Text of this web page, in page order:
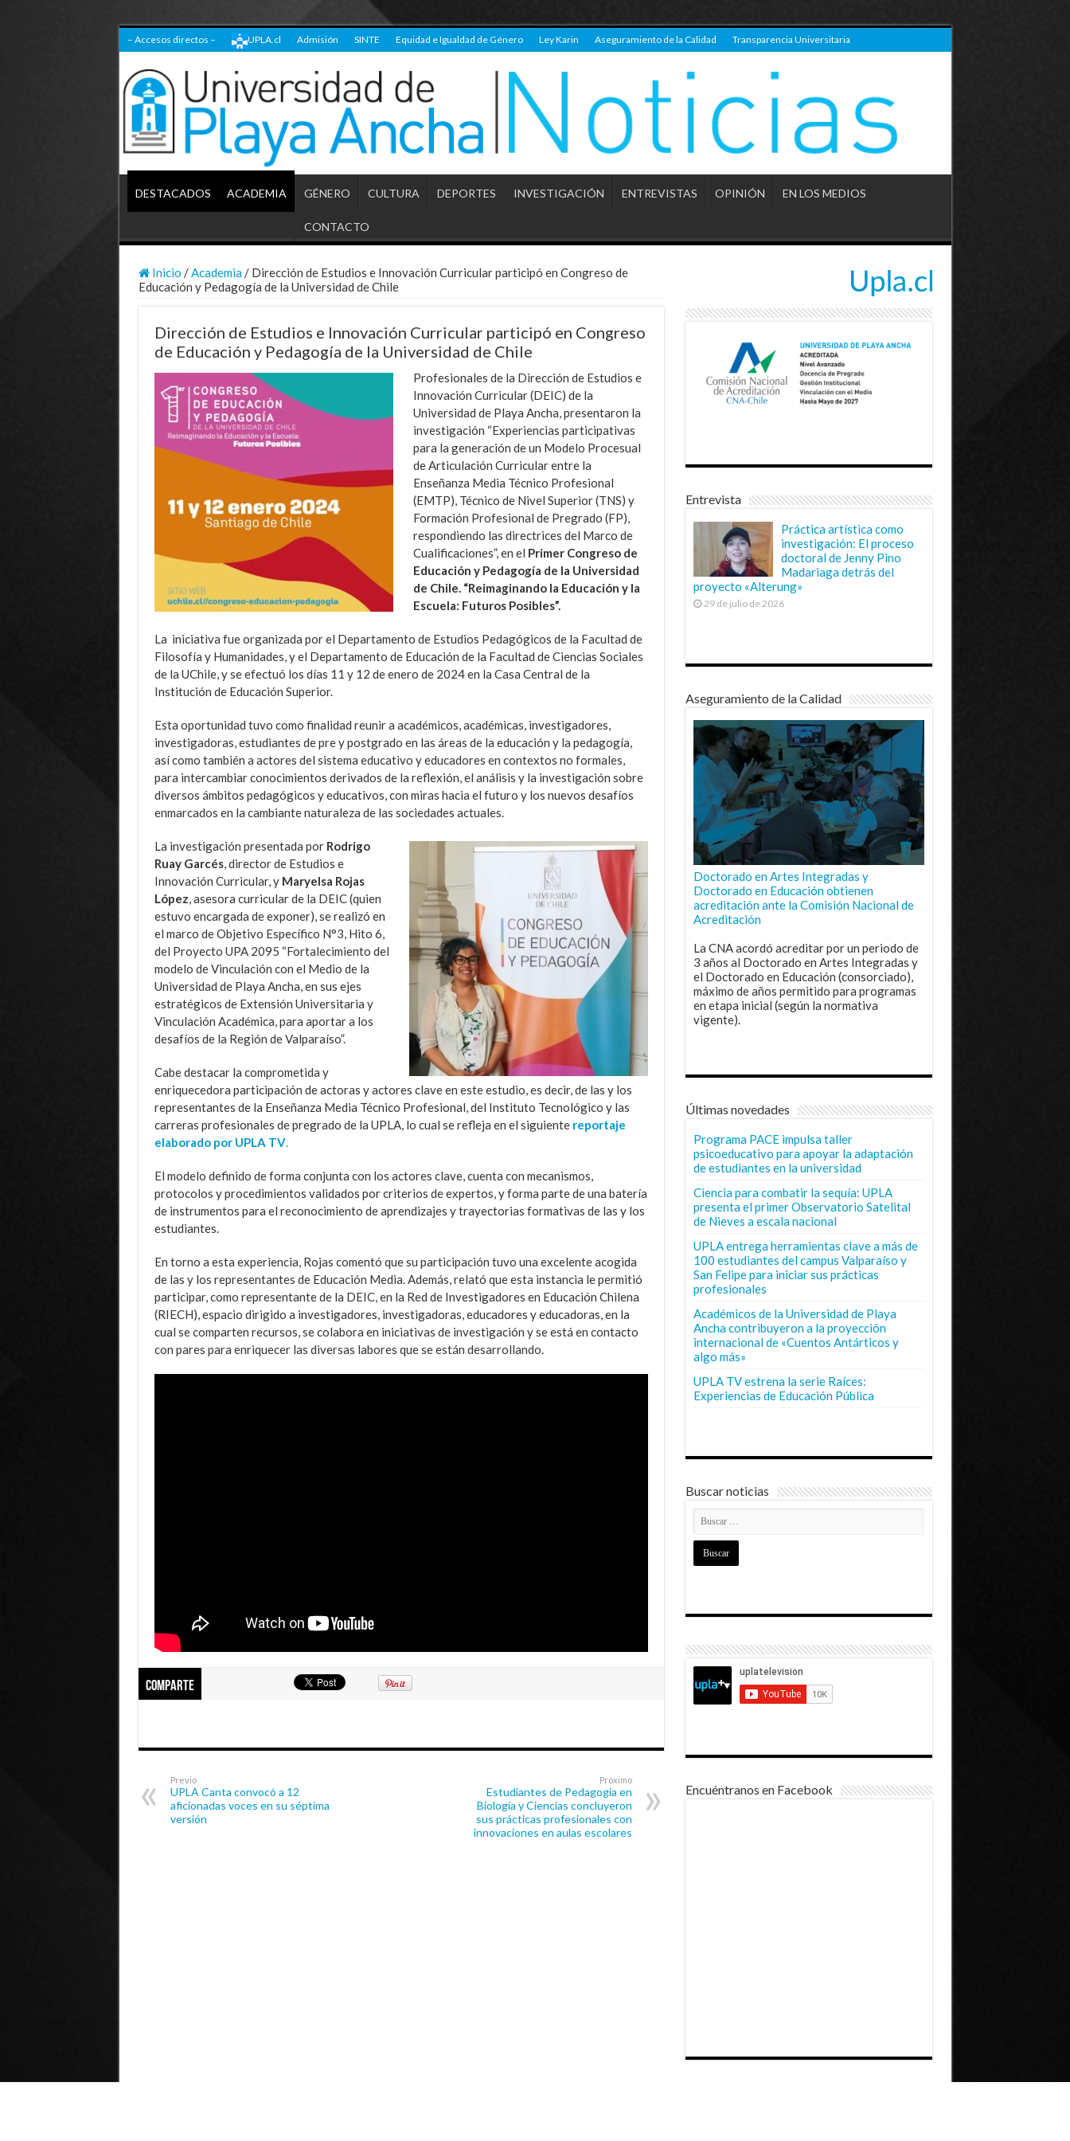
– Accesos directos – UPLA.cl Admisión SINTE Equidad e Igualdad de Género Ley Karin Aseguramiento de la Calidad Transparencia Universitaria
DESTACADOS ACADEMIA GÉNERO CULTURA DEPORTES INVESTIGACIÓN ENTREVISTAS OPINIÓN EN LOS MEDIOS
CONTACTO
Inicio / Academia / Dirección de Estudios e Innovación Curricular participó en Congreso de
Educación y Pedagogía de la Universidad de Chile
Dirección de Estudios e Innovación Curricular participó en Congreso
de Educación y Pedagogía de la Universidad de Chile
Profesionales de la Dirección de Estudios e
Innovación Curricular (DEIC) de la
Universidad de Playa Ancha, presentaron la
investigación “Experiencias participativas
para la generación de un Modelo Procesual
de Articulación Curricular entre la
Enseñanza Media Técnico Profesional
(EMTP), Técnico de Nivel Superior (TNS) y
Formación Profesional de Pregrado (FP),
respondiendo las directrices del Marco de
Cualificaciones”, en el Primer Congreso de
Educación y Pedagogía de la Universidad
de Chile. “Reimaginando la Educación y la
Escuela: Futuros Posibles”.
La iniciativa fue organizada por el Departamento de Estudios Pedagógicos de la Facultad de
Filosofía y Humanidades, y el Departamento de Educación de la Facultad de Ciencias Sociales
de la UChile, y se efectuó los días 11 y 12 de enero de 2024 en la Casa Central de la
Institución de Educación Superior.
Esta oportunidad tuvo como finalidad reunir a académicos, académicas, investigadores,
investigadoras, estudiantes de pre y postgrado en las áreas de la educación y la pedagogía,
así como también a actores del sistema educativo y educadores en contextos no formales,
para intercambiar conocimientos derivados de la reflexión, el análisis y la investigación sobre
diversos ámbitos pedagógicos y educativos, con miras hacia el futuro y los nuevos desafíos
enmarcados en la cambiante naturaleza de las sociedades actuales.
La investigación presentada por Rodrigo
Ruay Garcés, director de Estudios e
Innovación Curricular, y Maryelsa Rojas
López , asesora curricular de la DEIC (quien
estuvo encargada de exponer), se realizó en
el marco de Objetivo Específico N°3, Hito 6,
del Proyecto UPA 2095 “Fortalecimiento del
modelo de Vinculación con el Medio de la
Universidad de Playa Ancha, en sus ejes
estratégicos de Extensión Universitaria y
Vinculación Académica, para aportar a los
desafíos de la Región de Valparaíso”.
Cabe destacar la comprometida y
enriquecedora participación de actoras y actores clave en este estudio, es decir, de las y los
representantes de la Enseñanza Media Técnico Profesional, del Instituto Tecnológico y las
carreras profesionales de pregrado de la UPLA, lo cual se refleja en el siguiente reportaje
elaborado por UPLA TV.
El modelo definido de forma conjunta con los actores clave, cuenta con mecanismos,
protocolos y procedimientos validados por criterios de expertos, y forma parte de una batería
de instrumentos para el reconocimiento de aprendizajes y trayectorias formativas de las y los
estudiantes.
En torno a esta experiencia, Rojas comentó que su participación tuvo una excelente acogida
de las y los representantes de Educación Media. Además, relató que esta instancia le permitió
participar, como representante de la DEIC, en la Red de Investigadores en Educación Chilena
(RIECH), espacio dirigido a investigadores, investigadoras, educadores y educadoras, en la
cual se comparten recursos, se colabora en iniciativas de investigación y se está en contacto
con pares para enriquecer las diversas labores que se están desarrollando.
Comparte
Previo
UPLA Canta convocó a 12
aficionadas voces en su séptima
versión
Próximo
Estudiantes de Pedagogía en
Biología y Ciencias concluyeron
sus prácticas profesionales con
innovaciones en aulas escolares
Entrevista
Práctica artística como
investigación: El proceso
doctoral de Jenny Pino
Madariaga detrás del
proyecto «Alterung»
29 de julio de 2026
Aseguramiento de la Calidad
Doctorado en Artes Integradas y
Doctorado en Educación obtienen
acreditación ante la Comisión Nacional de
Acreditación
La CNA acordó acreditar por un periodo de
3 años al Doctorado en Artes Integradas y
el Doctorado en Educación (consorciado),
máximo de años permitido para programas
en etapa inicial (según la normativa
vigente).
Últimas novedades
Programa PACE impulsa taller
psicoeducativo para apoyar la adaptación
de estudiantes en la universidad
Ciencia para combatir la sequía: UPLA
presenta el primer Observatorio Satelital
de Nieves a escala nacional
UPLA entrega herramientas clave a más de
100 estudiantes del campus Valparaíso y
San Felipe para iniciar sus prácticas
profesionales
Académicos de la Universidad de Playa
Ancha contribuyeron a la proyección
internacional de «Cuentos Antárticos y
algo más»
UPLA TV estrena la serie Raíces:
Experiencias de Educación Pública
Buscar noticias
Encuéntranos en Facebook